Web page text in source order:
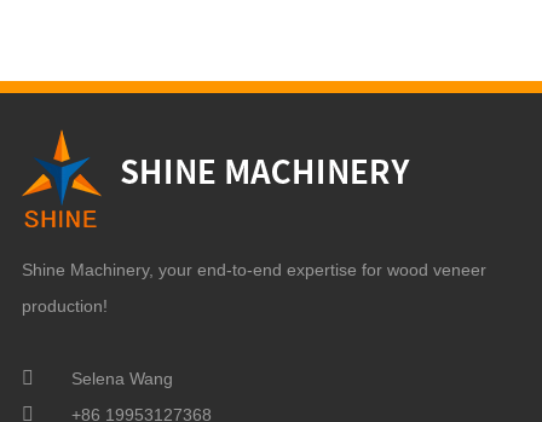
Shine Machinery, your end-to-end expertise for wood veneer
production!
Selena Wang
+86 19953127368